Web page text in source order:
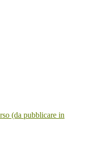
(da pubblicare in